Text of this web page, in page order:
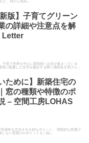
、何から初め...
版】子育てグリーン
の詳細や注意点を解
Letter
育て世帯を中心に新制度へ注目が集まっていま
に配慮した住宅を建設する際に補助金を受けら...
ために】新築住宅の
窓の種類や特徴のポ
– 空間工房LOHAS
適性を左右する大切なポイント。 理想的な窓選び
しない窓選びのポイントをご紹...